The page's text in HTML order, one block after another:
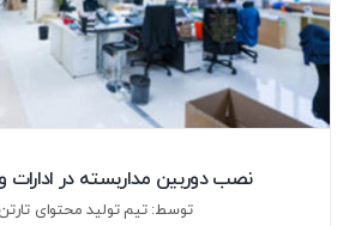
داهوا
تیاندی
درباره ما
نصب دوربین مداربسته در ادارات
توسط: تیم تولید محتوای